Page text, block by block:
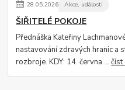
28.05.2026 Akce, události
ŠIŘITELÉ POKOJE
Přednáška Kateřiny
nastavování zdravých hranic a
rozbroje. KDY: 14. června ...číst